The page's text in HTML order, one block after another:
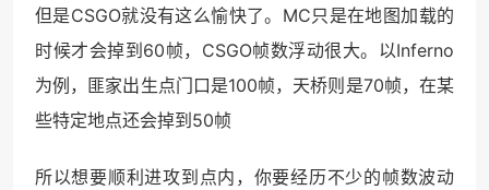
但是CSGO就没有这么愉快了。MC只是在地图加载的
时候才会掉到60帧，CSGO帧数浮动很大。以Inferno
为例，匪家出生点门口是100帧，天桥则是70帧，在某
些特定地点还会掉到50帧
所以想要顺利进攻到点内，你要经历不少的帧数波动